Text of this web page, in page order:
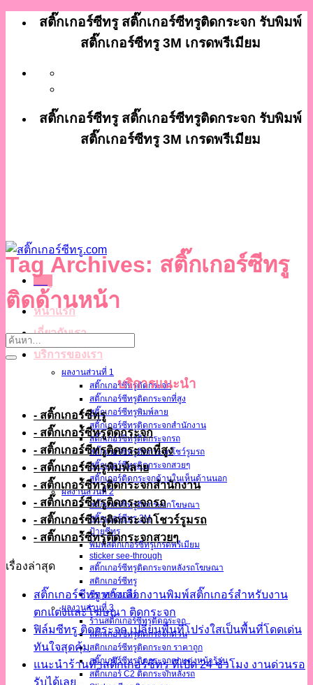
ข้าม
เนื้อหา
สติ๊กเกอร์ซีทรู สติ๊กเกอร์ซีทรูติดกระจก รับพิมพ์
สติ๊กเกอร์ซีทรู 3M เกรดพรีเมียม
สติ๊กเกอร์ซีทรู สติ๊กเกอร์ซีทรูติดกระจก รับพิมพ์
สติ๊กเกอร์ซีทรู 3M เกรดพรีเมียม
เมนู
หน้าแรก
เกี่ยวกับเรา
บริการของเรา
ผลงานส่วนที่ 1
สติ๊กเกอร์ซีทรูติดกระจก
สติ๊กเกอร์ซีทรูติดกระจกที่สูง
สติ๊กเกอร์ซีทรูพิมพ์ลาย
สติ๊กเกอร์ซีทรูติดกระจกสำนักงาน
สติ๊กเกอร์ซีทรูติดกระจกรถ
สติ๊กเกอร์ซีทรูติดกระจกโชว์รูมรถ
สติ๊กเกอร์ซีทรูติดกระจกสวยๆ
สติ๊กเกอร์ติดกระจกด้านในเห็นด้านนอก
ผลงานส่วนที่ 2
สติ๊กเกอร์ซีทรูติดกระจกโฆษณา
สติ๊กเกอร์ซีทรู 3M
ป้ายซีทรู
พิมพ์สติ๊กเกอร์ซีทรูเกรดพรีเมียม
sticker see-through
สติ๊กเกอร์ซีทรูติดกระจกหลังรถโฆษณา
สติกเกอร์ซีทรู
ซีทรูสติ๊กเกอร์
ผลงานส่วนที่ 3
ร้านสติ๊กเกอร์ซีทรูติดกระจก
สติ๊กเกอร์ซีทรูติดกระจกด่วน
สติกเกอร์ซีทรูติดกระจก ราคาถูก
สติ๊กเกอร์ซีทรูติดกระจกตกแต่งหน้าร้าน
สติ๊กเกอร์ C2 ติดกระจกหลังรถ
Tag Archives: สติ๊กเกอร์ซีทรู
ติดด้านหน้า
บริการแนะนำ
- สติ๊กเกอร์ซีทรู
- สติ๊กเกอร์ซีทรูติดกระจก
- สติ๊กเกอร์ซีทรูติดกระจกที่สูง
- สติ๊กเกอร์ซีทรูพิมพ์ลาย
- สติ๊กเกอร์ซีทรูติดกระจกสำนักงาน
- สติ๊กเกอร์ซีทรูติดกระจกรถ
- สติ๊กเกอร์ซีทรูติดกระจกโชวร์รูมรถ
- สติ๊กเกอร์ซีทรูติดกระจกสวยๆ
เรื่องล่าสุด
สติ๊กเกอร์ซีทรู ทางเลือกงานพิมพ์สติ๊กเกอร์สำหรับงาน
ตกแต่งและโฆษณา ติดกระจก
ฟิล์มซีทรู ติดกระจก เปลี่ยนพื้นที่โปร่งใสเป็นพื้นที่โดดเด่น
ทันใจสุดคุ้ม
แนะนำร้านทำสติ๊กเกอร์ซีทรู ที่เปิด 24 ชั่วโมง งานด่วนรอ
รับได้เลย